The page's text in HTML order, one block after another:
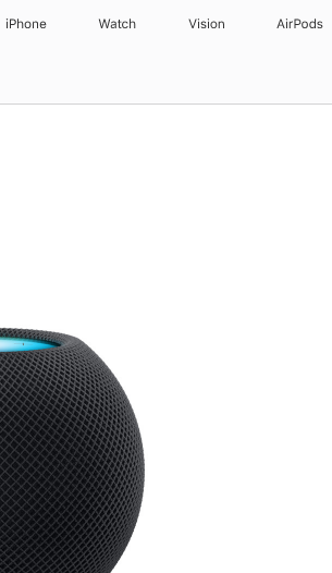
iPhone Watch Vision AirPods